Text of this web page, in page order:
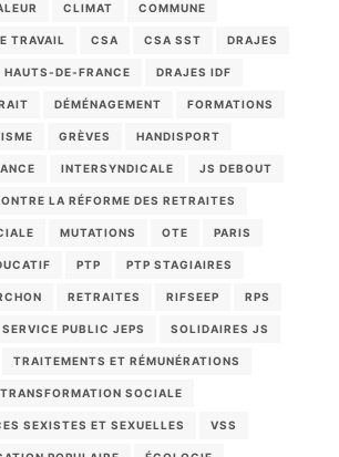
CLIMAT COMMUNE
TRAVAIL CSA CSA SST DRAJES
HAUTS-DE-FRANCE DRAJES IDF
DÉMÉNAGEMENT FORMATIONS
GRÈVES HANDISPORT
INTERSYNDICALE JS DEBOUT
LA RÉFORME DES RETRAITES
MUTATIONS OTE PARIS
PTP PTP STAGIAIRES
RETRAITES RIFSEEP RPS
SERVICE PUBLIC JEPS SOLIDAIRES JS
TRAITEMENTS ET RÉMUNÉRATIONS
TRANSFORMATION SOCIALE
SEXISTES ET SEXUELLES VSS